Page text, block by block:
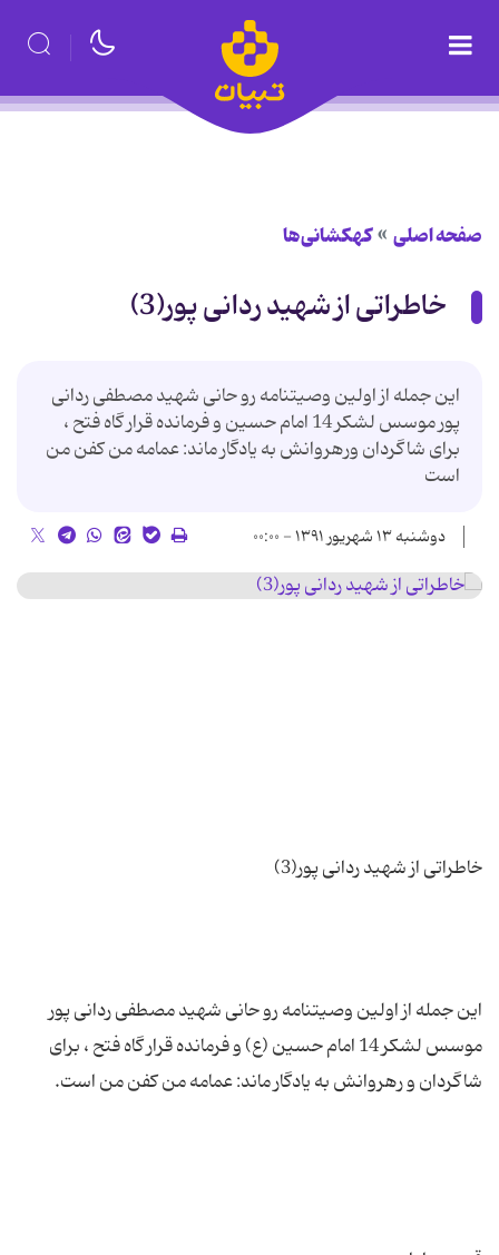
صفحه اصلی کهکشانی‌ها
خاطراتی از شهید ردانی پور(3)
این جمله از اولین وصیتنامه رو حانی شهید مصطفی ردانی
پور موسس لشكر 14 امام حسین و فرمانده قرار گاه فتح ،
برای شاگردان ورهروانش به یادگار ماند: عمامه من كفن من
است
دوشنبه ۱۳ شهریور ۱۳۹۱ - ۰۰:۰۰
این جمله از اولین وصیتنامه رو حانی شهید مصطفی ردانی پور
موسس لشكر 14 امام حسین (ع) و فرمانده قرار گاه فتح ، برای